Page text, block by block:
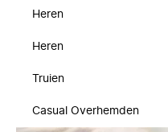
Heren
Heren
Truien
Casual Overhemden